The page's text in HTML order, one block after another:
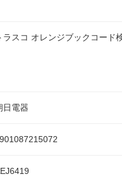
ラスコ オレンジブックコード
日電器